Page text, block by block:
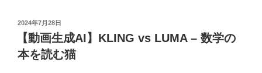
投
稿
日:
2024年7月28日
【動画生成AI】KLING vs LUMA – 数学の
本を読む猫